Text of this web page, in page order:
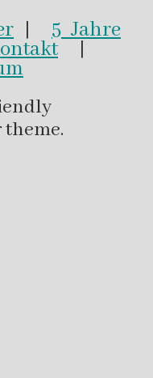
| 5 Jahre
|